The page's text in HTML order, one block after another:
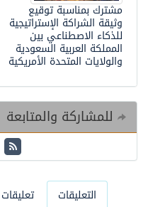
مشترك بمناسبة توقيع
وثيقة الشراكة الإستراتيجية
للذكاء الاصطناعي بين
المملكة العربية السعودية
والولايات المتحدة الأمريكية
للمشاركة والمتابعة
التعليقات